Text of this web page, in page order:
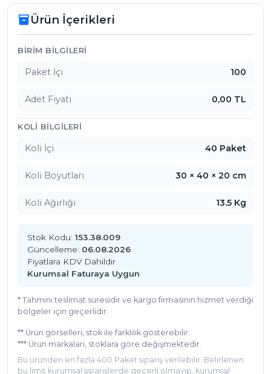
Şık ve modern bir tasarıma sahiptir.
Kokteyllerinize renk ve hareket katar.
Karıştırma işlemini kolaylaştırır.
Servis yaparken pratiklik sağlar.
Hijyenik ve dayanıklıdır.
Kısa Baloncuklu 100’lü, kokteyl karıştırıcı olarak
Kısa Baloncuklu 100’lü ile kokteyllerinizi daha
lezzetli ve göz alıcı hale getirin.
inventory_2Ürün İçerikleri
Ürün İçerikleri
BIRIM BILGILERI
Paket İçi 100
Adet Fiyatı 0,00 TL
KOLI BILGILERI
Koli İçi 40 Paket
Koli Boyutları 30 × 40 × 20 cm
Koli Ağırlığı 13.5 Kg
Stok Kodu: 153.38.009
Güncelleme: 06.08.2026
Fiyatlara KDV Dahildir
Kurumsal Faturaya Uygun
* Tahmini teslimat süresidir ve kargo firmasının hizmet verdiği
bölgeler için geçerlidir.
** Ürün görselleri, stok ile farklılık gösterebilir.
*** Ürün markaları, stoklara göre değişmektedir.
Bu üründen en fazla 400 Paket sipariş verilebilir. Belirlenen
bu limit kurumsal siparişlerde geçerli olmayıp, kurumsal